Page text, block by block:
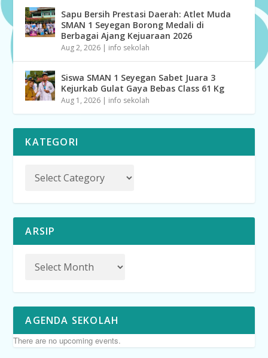
Sapu Bersih Prestasi Daerah: Atlet Muda
SMAN 1 Seyegan Borong Medali di
Berbagai Ajang Kejuaraan 2026
Aug 2, 2026 | info sekolah
Siswa SMAN 1 Seyegan Sabet Juara 3
Kejurkab Gulat Gaya Bebas Class 61 Kg
Aug 1, 2026 | info sekolah
KATEGORI
ARSIP
AGENDA SEKOLAH
There are no upcoming events.